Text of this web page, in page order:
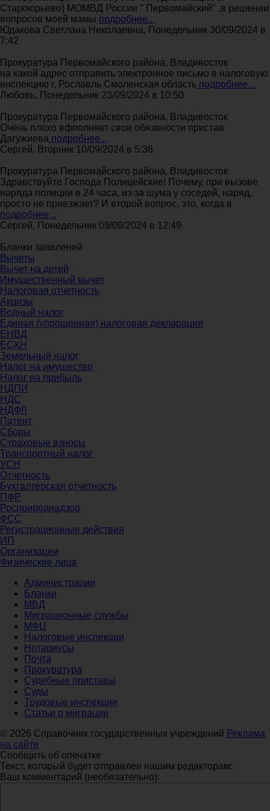
Староюрьево) МОМВД России " Первомайский" ,в решении
вопросов моей мамы подробнее...
Юдакова Светлана Николаевна, Понедельник 30/09/2024 в
7:42
Прокуратура Первомайского района, Владивосток
на какой адрес отправить электронное письмо в налоговую
инспекцию г, Рославль Смоленская область подробнее...
Любовь, Понедельник 23/09/2024 в 10:50
Прокуратура Первомайского района, Владивосток
Очень плохо вфполняет свои обязвности пристав
Дагужиева подробнее...
Сергей, Вторник 10/09/2024 в 5:38
Прокуратура Первомайского района, Владивосток
Здравствуйте Господа Полицейские! Почему, при вызове
наряда полиции в 24 часа, из-за шума у соседей, наряд,
просто не приезжает? И второй вопрос, это, когда в
подробнее...
Сергей, Понедельник 09/09/2024 в 12:49
Бланки заявлений
Вычеты
Вычет на детей
Имущественный вычет
Налоговая отчетность
Акцизы
Водный налог
Единая (упрощенная) налоговая декларация
ЕНВД
ЕСХН
Земельный налог
Налог на имущество
Налог на прибыль
НДПИ
НДС
НДФЛ
Патент
Сборы
Страховые взносы
Транспортный налог
УСН
Отчетность
Бухгалтерская отчетность
ПФР
Росприроднадзор
ФСС
Регистрационные действия
ИП
Организации
Физические лица
Администрации
Бланки
МВД
Миграционные службы
МФЦ
Налоговые инспекции
Нотариусы
Почта
Прокуратура
Судебные приставы
Суды
Трудовые инспекции
Статьи о миграции
© 2026 Справочник государственных учреждений Реклама
на сайте
Сообщить об опечатке
Текст, который будет отправлен нашим редакторам:
Ваш комментарий (необязательно):